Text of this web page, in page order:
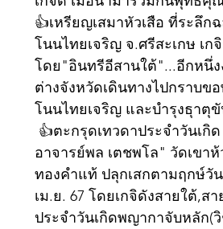
👍เหรียญเสมาหัวเสือ ที่ระลึก
โนนไทยเจริญ จ.ศรีสะเกษ เก
โดย"อินทรีอีสานใต้"...อีกหนึ่
ต่างจังหวัดเดินทางไปกราบ
โนนไทยเจริญ และบำรุงธุาตุ
อาจารย์พล เตชพโล" วัดเขา
ทองคำแท้ ปลุกเสกตามฤกษ์วั
เม.ย. 67 โดยเกจิดังสายใต้,
ประจำวันเกิดพญากาจับหลัก(